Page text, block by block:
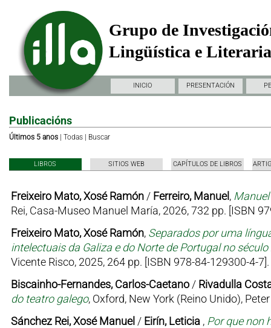
Grupo de
Lingüística e
INICIO PRESENTACIÓN
Publicacións
Últimos 5 anos| Todas| Buscar
LIBROS SITIOS WEB CAPÍTULOS DE LIBROS
Freixeiro Mato, Xosé Ramón/ Ferreiro, Manuel,
Rei, Casa-Museo Manuel María, 2026, 732 pp. [ISBN
Freixeiro Mato, Xosé Ramón, Separados por uma
intelectuais da Galiza e do Norte de Portugal no
Vicente Risco, 2025, 264 pp. [ISBN 978-84-129300-4-7].
Biscainho-Fernandes, Carlos-Caetano/ Rivadulla
do teatro galego, Oxford, New York (Reino Unido),
Sánchez Rei, Xosé Manuel / Eirín, Leticia , Por que non